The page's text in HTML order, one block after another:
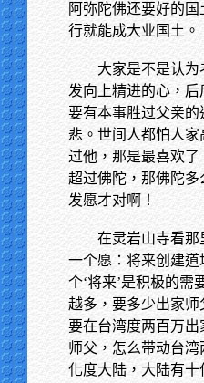
阿弥陀佛还要好的
行就能成大业国土。
大家是不是认
发向上精进的心，
要有本事胜过父亲
悲。世间人都怕人
过他，那是最喜欢
超过佛陀，那佛陀
发愿才对啊！
在灵岩山寺看那
一个愿：将来创建
个‘将来’是积极的需
越多，要多少出家
要在台湾度两百万
师父，怎么带动台
化度大陆，大陆有